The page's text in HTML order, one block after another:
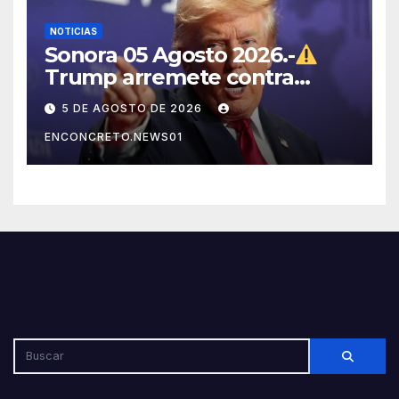
NOTICIAS
Sonora 05 Agosto 2026.-
Trump arremete contra
México, Canadá y otras
potencias por supuestos
abusos comerciales
5 DE AGOSTO DE 2026
ENCONCRETO.NEWS01